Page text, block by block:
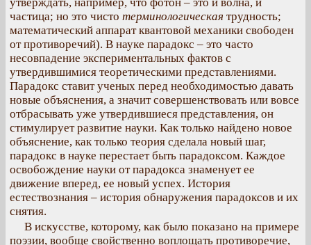
частица; но это чисто терминологическая трудность;
математический аппарат квантовой механики свободен
от противоречий). В науке парадокс – это часто
несовпадение экспериментальных фактов с
утвердившимися теоретическими представлениями.
Парадокс ставит ученых перед необходимостью давать
новые объяснения, а значит совершенствовать или вовсе
отбрасывать уже утвердившиеся представления, он
стимулирует развитие науки. Как только найдено новое
объяснение, как только теория сделала новый шаг,
парадокс в науке перестает быть парадоксом. Каждое
освобождение науки от парадокса знаменует ее
движение вперед, ее новый успех. История
естествознания – история обнаружения парадоксов и их
снятия.
В искусстве, которому, как было показано на примере
поэзии, вообще свойственно воплощать противоречие,